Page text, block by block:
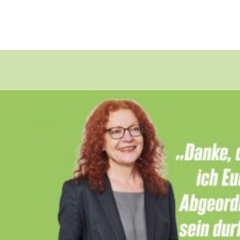
Besuch in Berlin
Patenschaftsprogramm
München